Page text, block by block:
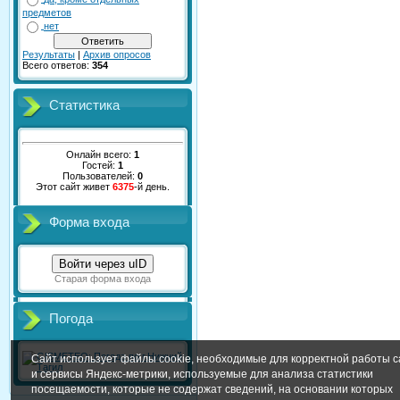
предметов
нет
Результаты | Архив опросов
Всего ответов: 354
Статистика
Онлайн всего: 1
Гостей: 1
Пользователей: 0
Этот сайт живет 6375-й день.
Форма входа
Войти через uID
Старая форма входа
Погода
Сайт использует файлы cookie, необходимые для корректной работы
и сервисы Яндекс-метрики, используемые для анализа статистики
посещаемости, которые не содержат сведений, на основании которых